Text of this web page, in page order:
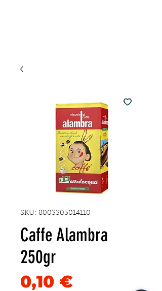
SKU: 8003303014110
Caffe Alambra
250gr
0,10 €Precio